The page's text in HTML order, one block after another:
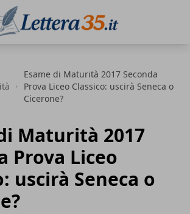
Esame di Maturità 2017 Seconda
Prova Liceo Classico: uscirà Seneca o
Cicerone?
Maturità 2017
Prova Liceo
uscirà Seneca o